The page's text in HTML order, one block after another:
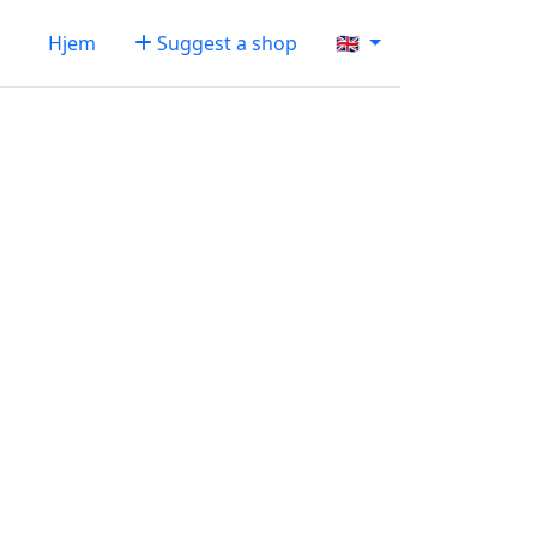
Hjem Suggest a shop 🇬🇧